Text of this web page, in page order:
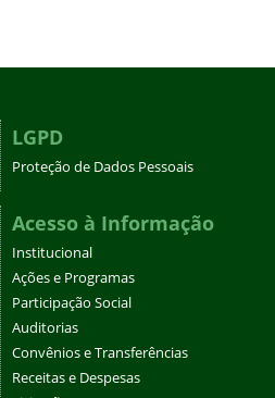
LGPD
Proteção de Dados Pessoais
Acesso à Informação
Institucional
Ações e Programas
Participação Social
Auditorias
Convênios e Transferências
Receitas e Despesas